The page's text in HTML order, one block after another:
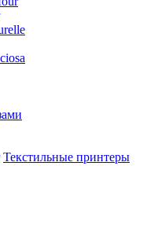
Текстильные принтеры